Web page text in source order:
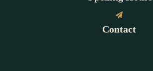
Contact